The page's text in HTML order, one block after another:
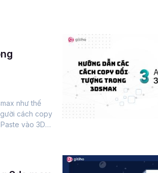
như thế
cách copy
vào 3Ds